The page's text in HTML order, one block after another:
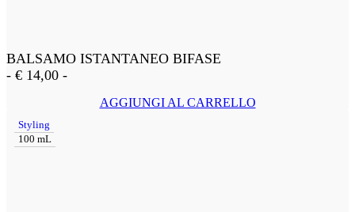
BALSAMO ISTANTANEO BIFASE
- € 14,00 -
AGGIUNGI AL CARRELLO
Styling
100 mL